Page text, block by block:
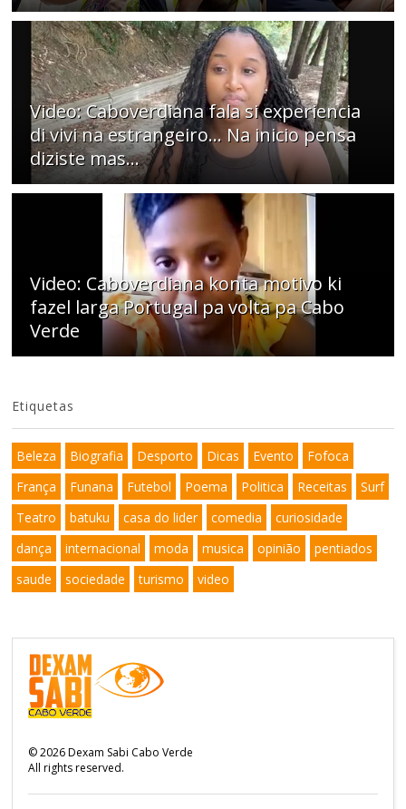
Video: Caboverdiana fala si experiencia
di vivi na estrangeiro... Na inicio pensa
diziste mas...
Video: Caboverdiana konta motivo ki
fazel larga Portugal pa volta pa Cabo
Verde
Etiquetas
Beleza Biografia Desporto Dicas Evento
Fofoca
França
Funana Futebol Poema Politica Receitas
Surf
Teatro
batuku casa do lider comedia
curiosidade
dança
internacional moda musica opinião
pentiados
saude
sociedade turismo video
©2026Dexam Sabi Cabo Verde
All rights reserved.